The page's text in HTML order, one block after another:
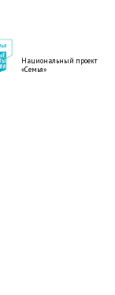
Национальный проект
«Семья»